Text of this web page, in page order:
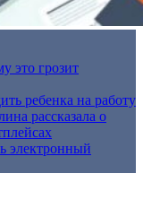
это грозит
ребенка на работу
рассказала о
электронный